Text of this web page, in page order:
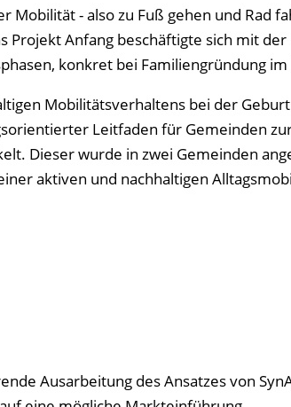
Mobilität - also zu Fuß gehen und Rad
Projekt Anfangbeschäftigte sich mit der
konkret bei Familiengründung im
Mobilitätsverhaltens bei der
Leitfaden für Gemeinden
Dieser wurde in zwei Gemeinden
aktiven und nachhaltigen
Ausarbeitung des Ansatzes von